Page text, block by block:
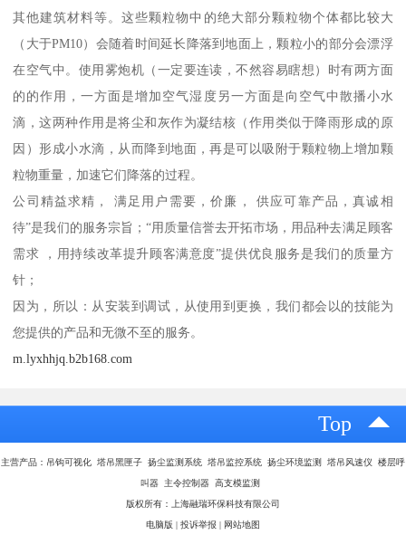
其他建筑材料等。这些颗粒物中的绝大部分颗粒物个体都比较大
（大于PM10）会随着时间延长降落到地面上，颗粒小的部分会漂浮
在空气中。使用雾炮机（一定要连读，不然容易瞎想）时有两方面
的的作用，一方面是增加空气湿度另一方面是向空气中散播小水
滴，这两种作用是将尘和灰作为凝结核（作用类似于降雨形成的原
因）形成小水滴，从而降到地面，再是可以吸附于颗粒物上增加颗
粒物重量，加速它们降落的过程。
公司精益求精， 满足用户需要，价廉， 供应可靠产品，真诚相
待”是我们的服务宗旨；“用质量信誉去开拓市场，用品种去满足顾客
需求 ，用持续改革提升顾客满意度”提供优良服务是我们的质量方
针；
因为，所以：从安装到调试，从使用到更换，我们都会以的技能为
您提供的产品和无微不至的服务。
m.lyxhhjq.b2b168.com
Top
主营产品：吊钩可视化 塔吊黑匣子 扬尘监测系统 塔吊监控系统 扬尘环境监测 塔吊风速仪 楼层呼
叫器 主令控制器 高支模监测
版权所有：上海融瑞环保科技有限公司
电脑版 投诉举报 网站地图